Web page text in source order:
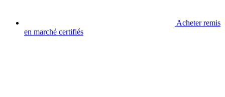
Acheter remis
en marché certifiés